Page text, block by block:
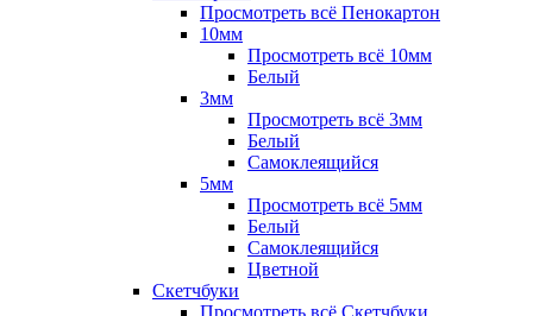
Просмотреть всё Пенокартон
10мм
Просмотреть всё 10мм
Белый
3мм
Просмотреть всё 3мм
Белый
Самоклеящийся
5мм
Просмотреть всё 5мм
Белый
Самоклеящийся
Цветной
Скетчбуки
Просмотреть всё Скетчбуки